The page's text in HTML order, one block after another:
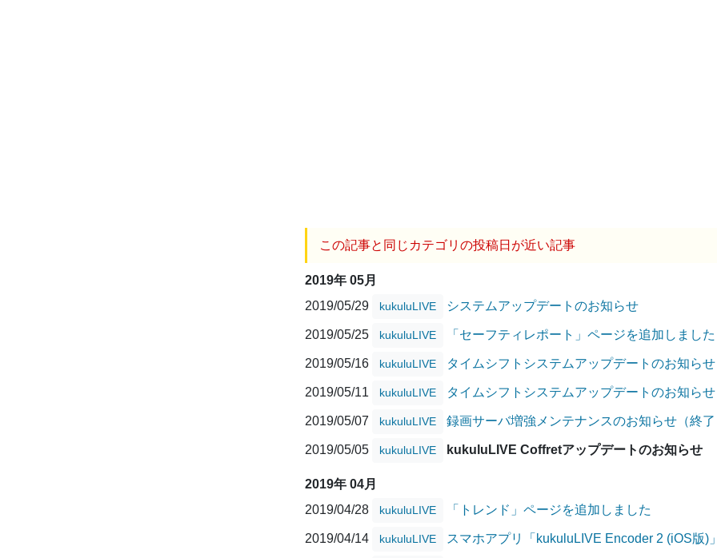
この記事と同じカテゴリの投稿日が近い記事
2019年 05月
2019/05/29
kukuluLIVE システムアップデートのお知らせ
2019/05/25 kukuluLIVE 「セーフティレポート」ページを追加しました
2019/05/16 kukuluLIVE タイムシフトシステムアップデートのお知らせ
2019/05/11 kukuluLIVE タイムシフトシステムアップデートのお知らせ
2019/05/07 kukuluLIVE 録画サーバ増強メンテナンスのお知らせ（終
2019/05/05 kukuluLIVE kukuluLIVE Coffretアップデートのお知らせ
2019年 04月
2019/04/28
kukuluLIVE 「トレンド」ページを追加しました
2019/04/14 kukuluLIVE スマホアプリ「kukuluLIVE Encoder 2 (iOS版)